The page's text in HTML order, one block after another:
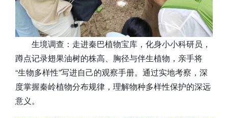
生境调查：走进秦巴植物宝库，化身小小科研员，
蹲点记录翅果油树的株高、胸径与伴生植物，亲手将
“生物多样性”写进自己的观察手册。通过实地考察，深
度掌握秦岭植物分布规律，理解物种多样性保护的深远
意义。